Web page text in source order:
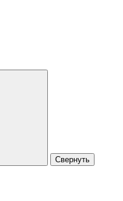
Свернуть